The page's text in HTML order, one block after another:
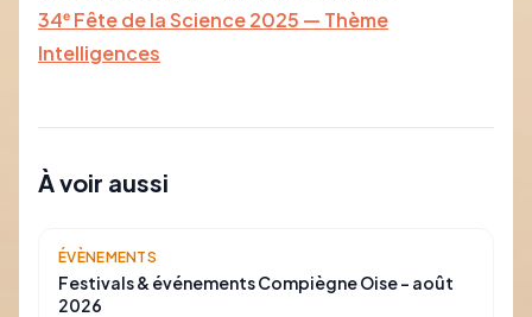
34ᵉ Fête de la Science 2025 — Thème
Intelligences
À voir aussi
ÉVÈNEMENTS
Festivals & événements Compiègne Oise – août
2026